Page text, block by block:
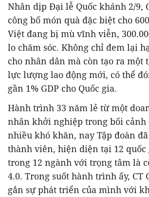
Nhân dịp Đại lễ Quốc khánh 2/9,
công bố món quà đặc biệt cho
Việt đang bị mù vĩnh viễn,
lo chăm sóc. Không chỉ đem lại
cho nhân dân mà còn tạo ra một
lực lượng lao động mới, có thể
gần 1% GDP cho Quốc gia.
Hành trình 33 năm lẻ từ một
nhân khởi nghiệp trong bối cảnh
nhiều khó khăn, nay Tập đoàn
thành viên, hiện diện tại 12 quốc
trong 12 ngành với trọng tâm là
4.0. Trong suốt hành trình ấy, CT
gắn sự phát triển của mình với